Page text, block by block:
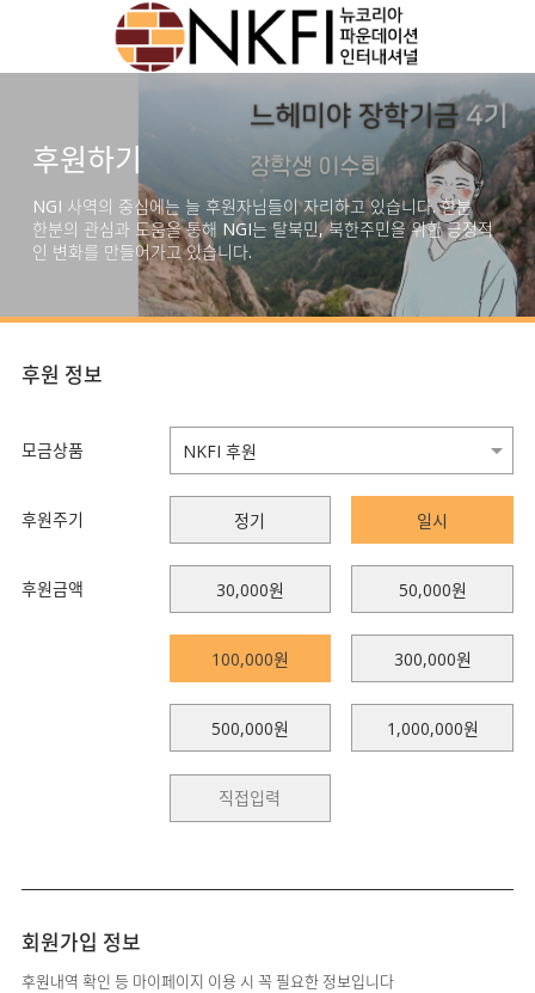
후원하기
NGI 사역의 중심에는 늘 후원자님들이 자리하고 있습니다. 한분
한분의 관심과 도움을 통해 NGI는 탈북민, 북한주민을 위한 긍정적
인 변화를 만들어가고 있습니다.
후원 정보
모금상품
후원주기 정기 일시
후원금액 30,000원 50,000원
100,000원 300,000원
500,000원 1,000,000원
회원가입 정보
후원내역 확인 등 마이페이지 이용 시 꼭 필요한 정보입니다